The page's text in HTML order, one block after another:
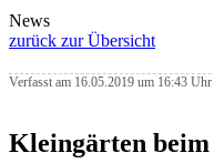
News
zurück zur Übersicht
Verfasst am 16.05.2019 um 16:43 Uhr
Kleingärten beim